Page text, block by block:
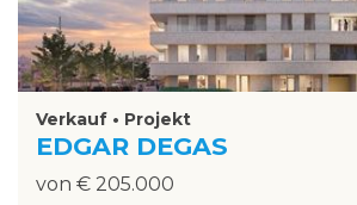
Verkauf • Projekt
EDGAR DEGAS
von € 205.000